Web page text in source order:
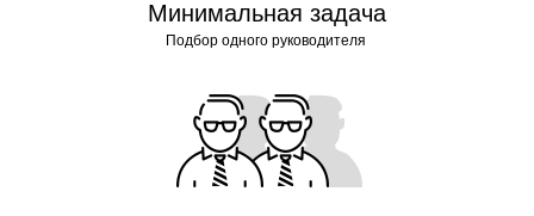
Минимальная задача
Подбор одного руководителя